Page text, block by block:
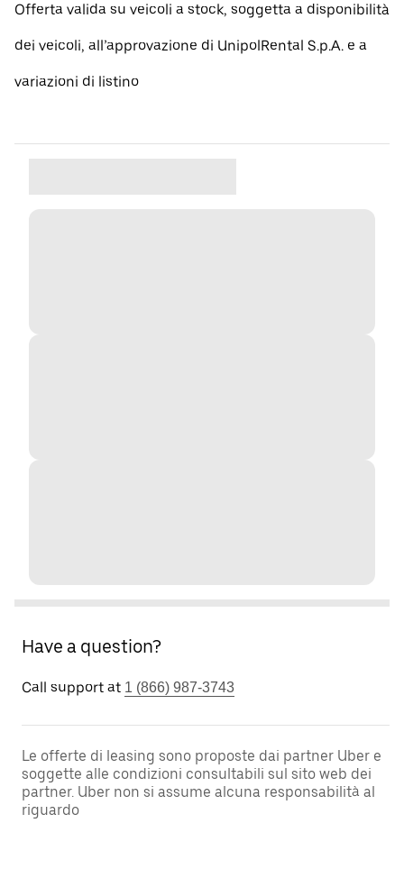
Offerta valida su veicoli a stock, soggetta a disponibilità
dei veicoli, all’approvazione di UnipolRental S.p.A. e a
variazioni di listino
Have a question?
Call support at 1 (866) 987-3743
Le offerte di leasing sono proposte dai partner Uber e
soggette alle condizioni consultabili sul sito web dei
partner. Uber non si assume alcuna responsabilità al
riguardo